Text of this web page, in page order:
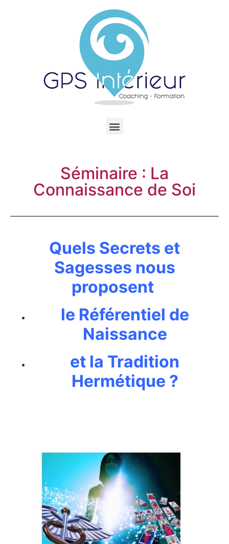
Séminaire : La
Connaissance de Soi
Quels Secrets et
Sagesses nous
proposent
le Référentiel de
Naissance
et la Tradition
Hermétique ?